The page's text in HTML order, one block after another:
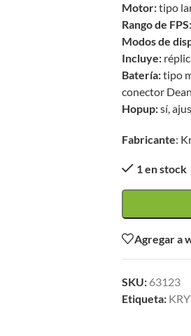
Motor:tipo
Rango de FPS
Modos de
Incluye:
Batería:tipo
conector
Hopup:sí,
Fabricante:
1 en stock
Agregar a
SKU: 63123
Etiqueta: